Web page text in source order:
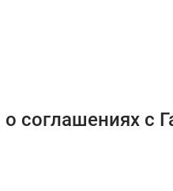
о соглашениях с